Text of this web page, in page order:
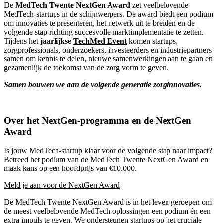
De MedTech Twente NextGen Award zet veelbelovende
MedTech-startups in de schijnwerpers. De award biedt een podium
om innovaties te presenteren, het netwerk uit te breiden en de
volgende stap richting succesvolle marktimplementatie te zetten.
Tijdens het jaarlijkse TechMed Event komen startups,
zorgprofessionals, onderzoekers, investeerders en industriepartners
samen om kennis te delen, nieuwe samenwerkingen aan te gaan en
gezamenlijk de toekomst van de zorg vorm te geven.
Samen bouwen we aan de volgende generatie zorginnovaties.
Over het NextGen-programma en de NextGen
Award
Is jouw MedTech-startup klaar voor de volgende stap naar impact?
Betreed het podium van de MedTech Twente NextGen Award en
maak kans op een hoofdprijs van €10.000.
Meld je aan voor de NextGen Award
De MedTech Twente NextGen Award is in het leven geroepen om
de meest veelbelovende MedTech-oplossingen een podium én een
extra impuls te geven. We ondersteunen startups op het cruciale